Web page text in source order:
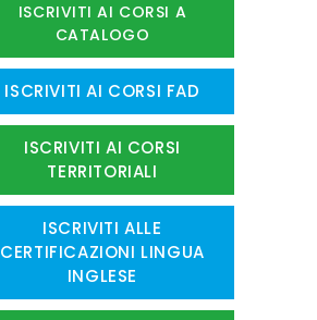
ISCRIVITI AI CORSI A
CATALOGO
ISCRIVITI AI CORSI FAD
ISCRIVITI AI CORSI
TERRITORIALI
ISCRIVITI ALLE
CERTIFICAZIONI LINGUA
INGLESE